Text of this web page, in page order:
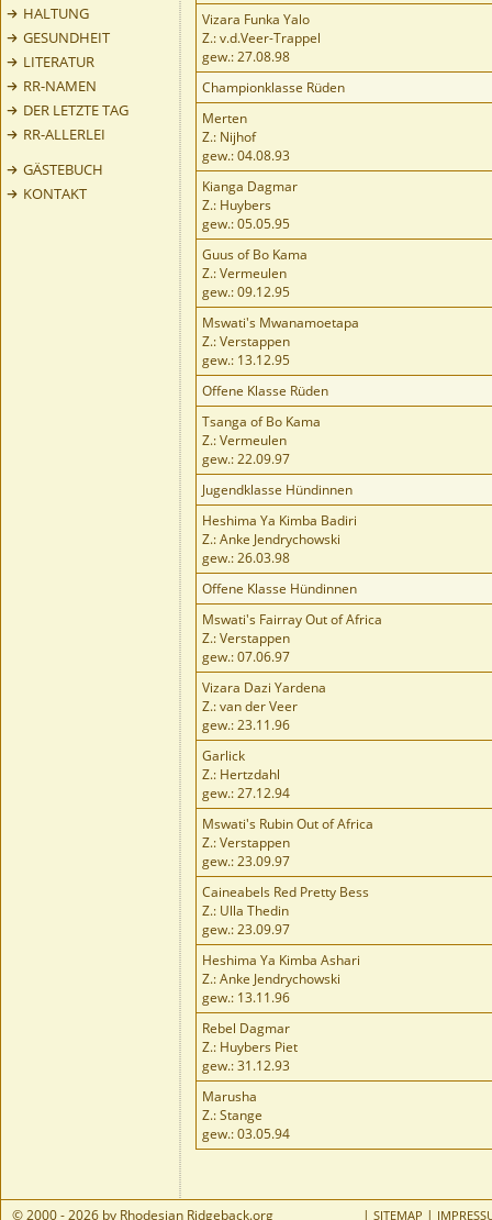
HALTUNG
GESUNDHEIT
LITERATUR
RR-NAMEN
DER LETZTE TAG
RR-ALLERLEI
GÄSTEBUCH
KONTAKT
Vizara Funka Yalo
Z.: v.d.Veer-Trappel
gew.: 27.08.98
Championklasse Rüden
Merten
Z.: Nijhof
gew.: 04.08.93
Kianga Dagmar
Z.: Huybers
gew.: 05.05.95
Guus of Bo Kama
Z.: Vermeulen
gew.: 09.12.95
Mswati's Mwanamoetapa
Z.: Verstappen
gew.: 13.12.95
Offene Klasse Rüden
Tsanga of Bo Kama
Z.: Vermeulen
gew.: 22.09.97
Jugendklasse Hündinnen
Heshima Ya Kimba Badiri
Z.: Anke Jendrychowski
gew.: 26.03.98
Offene Klasse Hündinnen
Mswati's Fairray Out of Africa
Z.: Verstappen
gew.: 07.06.97
Vizara Dazi Yardena
Z.: van der Veer
gew.: 23.11.96
Garlick
Z.: Hertzdahl
gew.: 27.12.94
Mswati's Rubin Out of Africa
Z.: Verstappen
gew.: 23.09.97
Caineabels Red Pretty Bess
Z.: Ulla Thedin
gew.: 23.09.97
Heshima Ya Kimba Ashari
Z.: Anke Jendrychowski
gew.: 13.11.96
Rebel Dagmar
Z.: Huybers Piet
gew.: 31.12.93
Marusha
Z.: Stange
gew.: 03.05.94
© 2000 - 2026 by Rhodesian Ridgeback.org | SITEMAP |